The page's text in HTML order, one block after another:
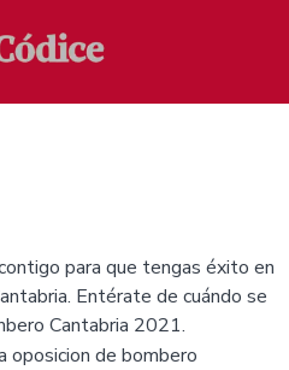
para que tengas éxito en
Entérate de cuándo se
Cantabria 2021.
de bombero